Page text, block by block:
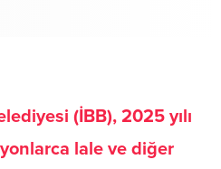
(İBB), 2025 yılı
lale ve diğer